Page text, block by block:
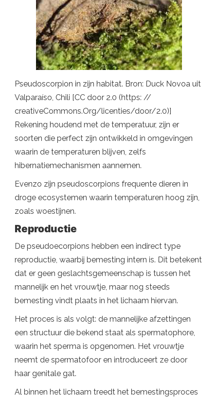
Pseudoscorpion in zijn habitat. Bron: Duck Novoa uit
Valparaíso, Chili [CC door 2.0 (https: //
creativeCommons.Org/licenties/door/2.0)]
Rekening houdend met de temperatuur, zijn er
soorten die perfect zijn ontwikkeld in omgevingen
waarin de temperaturen blijven, zelfs
hibernatiemechanismen aannemen.
Evenzo zijn pseudoscorpions frequente dieren in
droge ecosystemen waarin temperaturen hoog zijn,
zoals woestijnen.
Reproductie
De pseudoecorpions hebben een indirect type
reproductie, waarbij bemesting intern is. Dit betekent
dat er geen geslachtsgemeenschap is tussen het
mannelijk en het vrouwtje, maar nog steeds
bemesting vindt plaats in het lichaam hiervan.
Het proces is als volgt: de mannelijke afzettingen
een structuur die bekend staat als spermatophore,
waarin het sperma is opgenomen. Het vrouwtje
neemt de spermatofoor en introduceert ze door
haar genitale gat.
Al binnen het lichaam treedt het bemestingsproces